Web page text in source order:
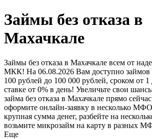
Займы без отказа в
Махачкале
Займы без отказа в Махачкале всем от
МКК! На 06.08.2026 Вам доступно займов
100 рублей до 100 000 рублей, сроком от
ставке от 0% в день! Увеличьте свои
займа без отказа в Махачкале прямо
оформите онлайн-заявку в несколько
крупная сумма денег, разбейте на
возьмите микрозайм на карту в разных
Еще